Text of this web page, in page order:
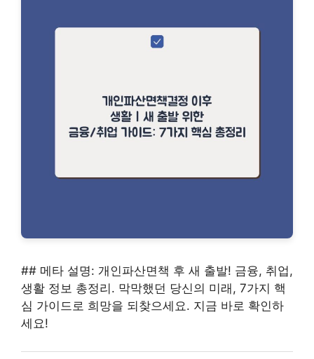
## 메타 설명: 개인파산면책 후 새 출발! 금융, 취업,
생활 정보 총정리. 막막했던 당신의 미래, 7가지 핵
심 가이드로 희망을 되찾으세요. 지금 바로 확인하
세요!